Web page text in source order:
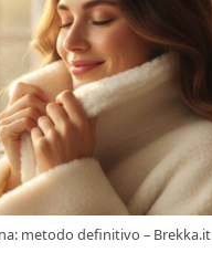
metodo definitivo – Brekka.it